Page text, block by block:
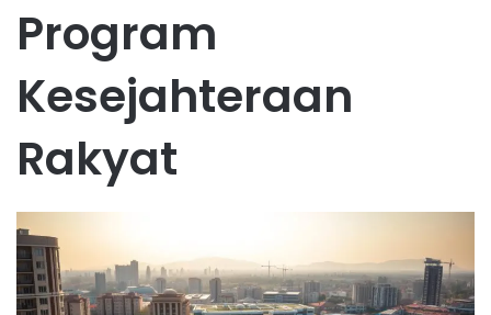
Program
Kesejahteraan
Rakyat